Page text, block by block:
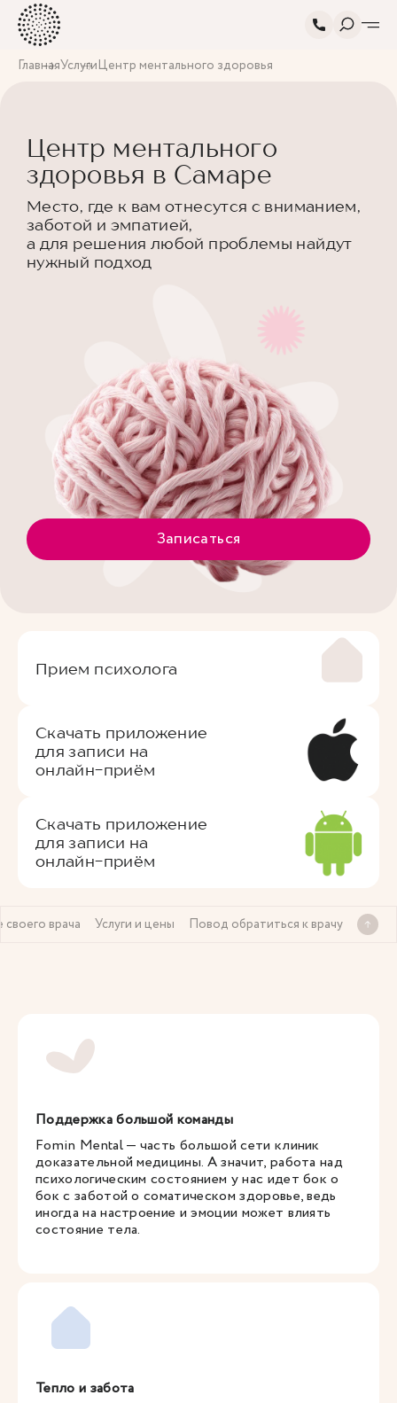
ГлавнаяУслугиЦентр ментального здоровья
Центр ментального
здоровья в Самаре
Место, где к вам отнесутся с вниманием,
заботой и эмпатией,
а для решения любой проблемы найдут
нужный подход
Записаться
Прием психолога
Скачать приложение
для записи на
онлайн-приём
Скачать приложение
для записи на
онлайн-приём
врача Услуги и цены Повод обратиться к врачу
Поддержка большой команды
Fomin Mental — часть большой сети клиник
доказательной медицины. А значит, работа над
психологическим состоянием у нас идет бок о
бок с заботой о соматическом здоровье, ведь
иногда на настроение и эмоции может влиять
состояние тела.
Тепло и забота